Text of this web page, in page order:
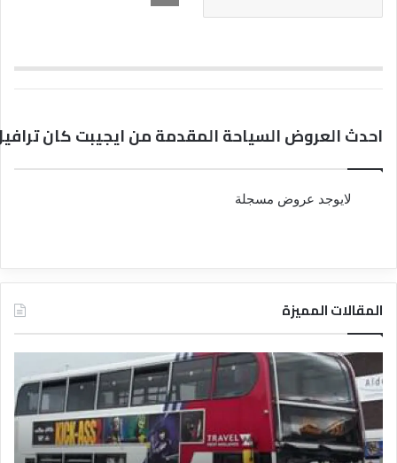
احدث العروض السياحة المقدمة من ايجيبت كان
لايوجد عروض مسجلة
المقالات المميزة
ل
ي
ش
ر